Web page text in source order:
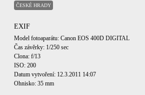
ČESKÉ HRADY
EXIF
Model fotoaparátu: Canon EOS 400D DIGITAL
Čas závěrky: 1/250 sec
Clona: f/13
ISO: 200
Datum vytvoření: 12.3.2011 14:07
Ohnisko: 35 mm